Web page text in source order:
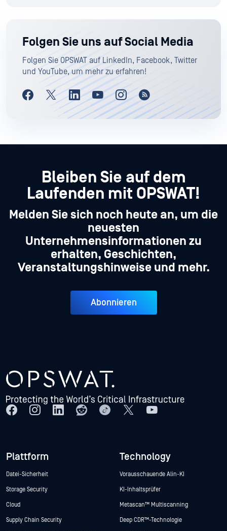
Folgen Sie uns auf Social Media
Folgen Sie OPSWAT auf LinkedIn, Facebook, Twitter
und YouTube, um mehr zu erfahren!
Bleiben Sie auf dem
Laufenden mit OPSWAT!
Melden Sie sich noch heute an, um die
neuesten
Unternehmensinformationen zu
erhalten, Geschichten,
Veranstaltungshinweise und mehr.
Abonnieren
Plattform
Datei-Sicherheit
Storage Security
Cloud
Supply Chain Security
Technology
Vorausschauende Alin-KI
KI-Inhaltsprüfer
Metascan™ Multiscanning
Deep CDR™-Technologie